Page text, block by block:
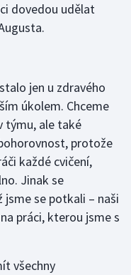
dovedou udělat
jen u zdravého
úkolem. Chceme
týmu, ale také
protože
každé cvičení,
Jinak se
jsme se potkali – naši
práci, kterou jsme s
všechny